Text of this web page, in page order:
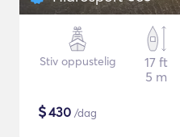
Stiv oppustelig
17 ft
5 m
$430 /dag